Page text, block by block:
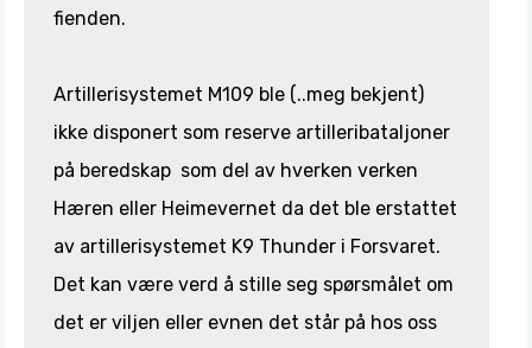
fienden.
Artillerisystemet M109 ble (..meg bekjent)
ikke disponert som reserve artilleribataljoner
på beredskap som del av hverken verken
Hæren eller Heimevernet da det ble erstattet
av artillerisystemet K9 Thunder i Forsvaret.
Det kan være verd å stille seg spørsmålet om
det er viljen eller evnen det står på hos oss